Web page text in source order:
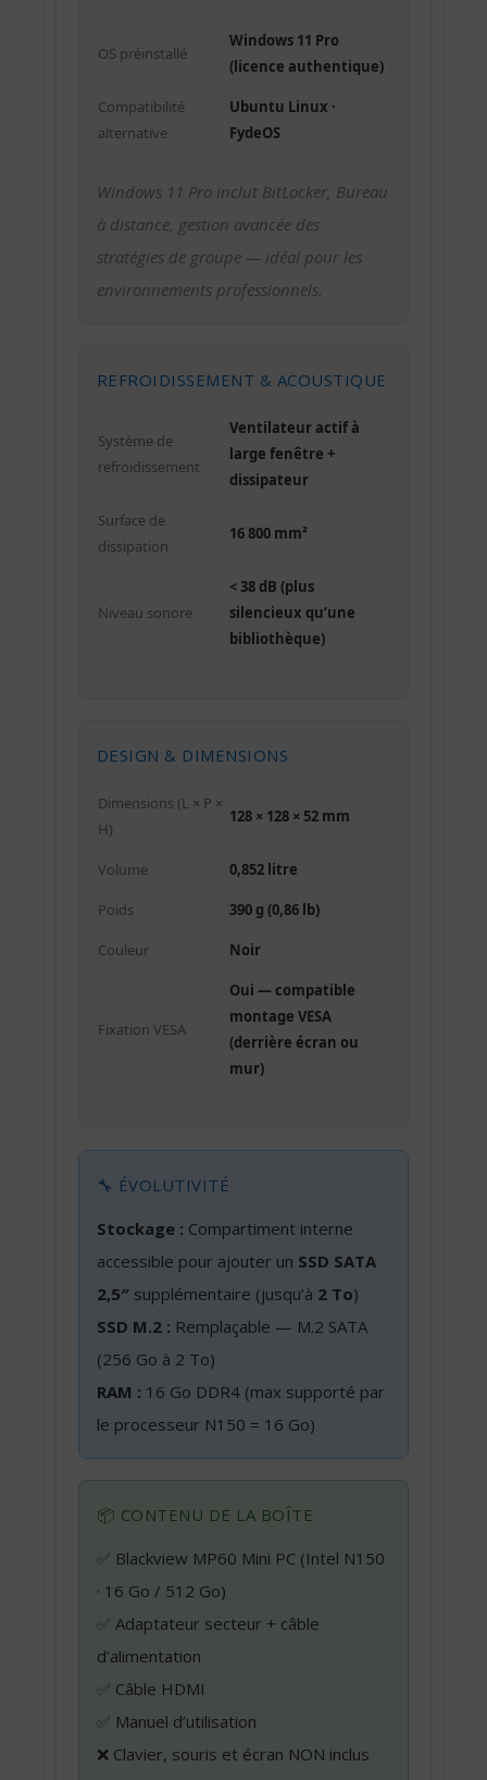
OS préinstallé
Windows 11 Pro
(licence authentique)
Compatibilité
alternative
Ubuntu Linux ·
FydeOS
Windows 11 Pro inclut BitLocker, Bureau
à distance, gestion avancée des
stratégies de groupe — idéal pour les
environnements professionnels.
REFROIDISSEMENT & ACOUSTIQUE
Système de
refroidissement
Ventilateur actif à
large fenêtre +
dissipateur
Surface de
dissipation
16 800 mm²
Niveau sonore
< 38 dB (plus
silencieux qu’une
bibliothèque)
DESIGN & DIMENSIONS
Dimensions (L × P ×
H)
128 × 128 × 52 mm
Volume 0,852 litre
Poids 390 g (0,86 lb)
Couleur Noir
Fixation VESA
Oui — compatible
montage VESA
(derrière écran ou
mur)
🔧 ÉVOLUTIVITÉ
Stockage : Compartiment interne
accessible pour ajouter un SSD SATA
2,5″supplémentaire (jusqu’à 2 To)
SSD M.2 : Remplaçable — M.2 SATA
(256 Go à 2 To)
RAM : 16 Go DDR4 (max supporté par
le processeur N150 = 16 Go)
📦 CONTENU DE LA BOÎTE
✅ Blackview MP60 Mini PC (Intel N150
· 16 Go / 512 Go)
✅ Adaptateur secteur + câble
d’alimentation
✅ Câble HDMI
✅ Manuel d’utilisation
❌ Clavier, souris et écran NON inclus